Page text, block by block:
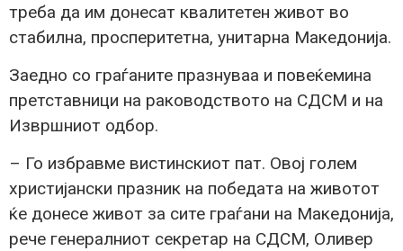
треба да им донесат квалитетен живот во
стабилна, просперитетна, унитарна Македонија.
Заедно со граѓаните празнуваа и повеќемина
претставници на раководството на СДСМ и на
Извршниот одбор.
– Го избравме вистинскиот пат. Овој голем
христијански празник на победата на животот
ќе донесе живот за сите граѓани на Македонија,
рече генералниот секретар на СДСМ, Оливер